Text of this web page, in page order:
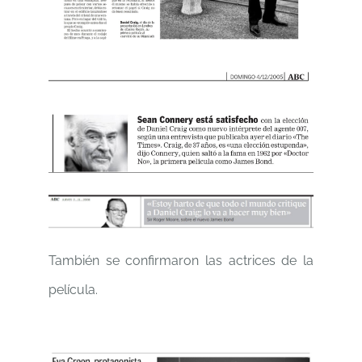
También se confirmaron las actrices de la
película.